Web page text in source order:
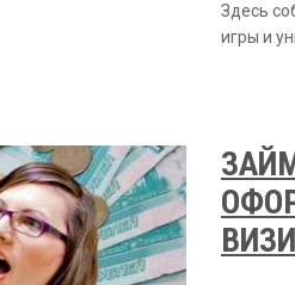
Здесь
игры и